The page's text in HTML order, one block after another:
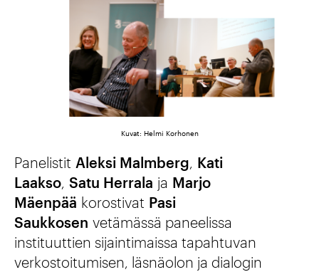
Kuvat: Helmi Korhonen
Panelistit Aleksi Malmberg Kati
Laakso Satu Herrala ja Marjo
Mäenpää korostivat Pasi
Saukkosen vetämässä paneelissa
instituuttien sijaintimaissa tapahtuvan
verkostoitumisen, läsnäolon ja dialogin